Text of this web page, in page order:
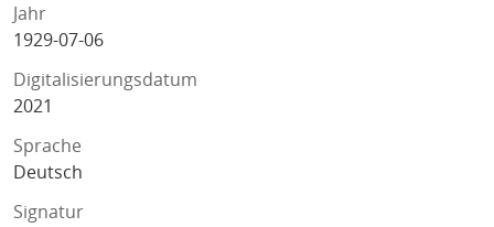
Jahr
1929-07-06
Digitalisierungsdatum
2021
Sprache
Deutsch
Signatur